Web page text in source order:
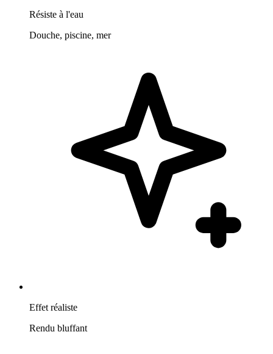
Résiste à l'eau
Douche, piscine, mer
Effet réaliste
Rendu bluffant